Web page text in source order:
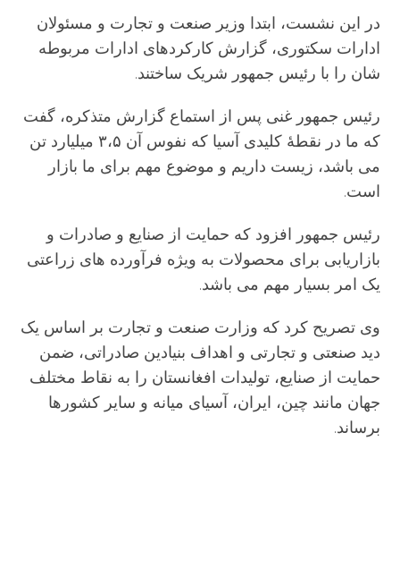
در این نشست، ابتدا وزیر صنعت و تجارت و مسئولان
ادارات سکتوری، گزارش کارکردهای ادارات مربوطه
شان را با رئیس جمهور شریک ساختند.
رئیس جمهور غنی پس از استماع گزارش متذکره، گفت
که ما در نقطۀ کلیدی آسیا که نفوس آن ۳،۵ میلیارد تن
می باشد، زیست داریم و موضوع مهم برای ما بازار
است.
رئیس جمهور افزود که حمایت از صنایع و صادرات و
بازاریابی برای محصولات به ویژه فرآورده های زراعتی
یک امر بسیار مهم می باشد.
وی تصریح کرد که وزارت صنعت و تجارت بر اساس یک
دید صنعتی و تجارتی و اهداف بنیادین صادراتی، ضمن
حمایت از صنایع، تولیدات افغانستان را به نقاط مختلف
جهان مانند چین، ایران، آسیای میانه و سایر کشورها
برساند.